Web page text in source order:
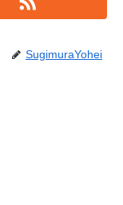
SugimuraYohei